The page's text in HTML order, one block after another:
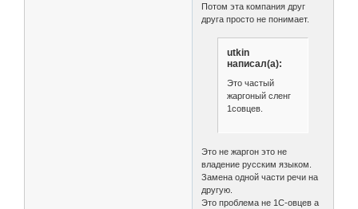
Потом эта компания друг
друга просто не понимает.
utkin
написал(а):
Это частый
жаргоный сленг
1совцев.
Это не жаргон это не
владение русским языком.
Замена одной части речи на
другую.
Это проблема не 1С-овцев а